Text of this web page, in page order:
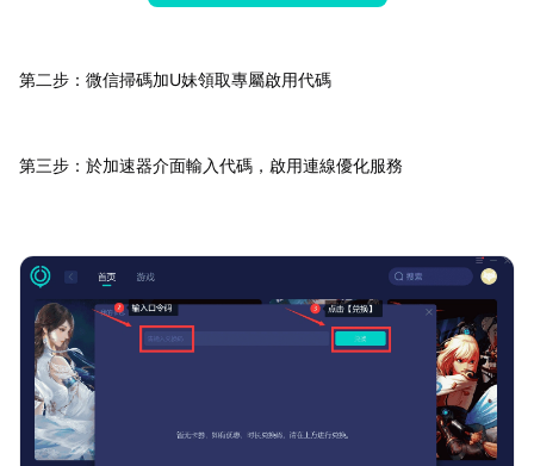
第二步：微信掃碼加U妹領取專屬啟用代碼
第三步：於加速器介面輸入代碼，啟用連線優化服務